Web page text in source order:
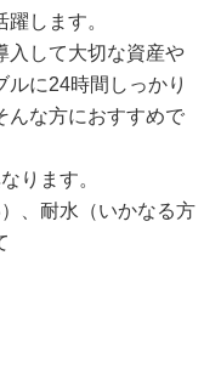
します。
入して大切な資産や
に24時間しっかり
んな方におすすめで
ります。
、耐水（いかなる方